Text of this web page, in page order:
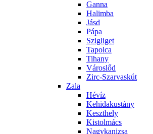
Ganna
Halimba
Jásd
Pápa
Szigliget
Tapolca
Tihany
Városlőd
Zirc-Szarvaskút
Zala
Hévíz
Kehidakustány
Keszthely
Kistolmács
Nagykanizsa